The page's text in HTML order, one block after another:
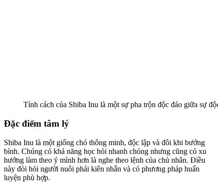
Tính cách của Shiba Inu là một sự pha trộn độc đáo giữa sự
Đặc điểm tâm lý
Shiba Inu là một giống chó thông minh, độc lập và đôi khi bướng
bỉnh. Chúng có khả năng học hỏi nhanh chóng nhưng cũng có xu
hướng làm theo ý mình hơn là nghe theo lệnh của chủ nhân. Điều
này đòi hỏi người nuôi phải kiên nhẫn và có phương pháp huấn
luyện phù hợp.